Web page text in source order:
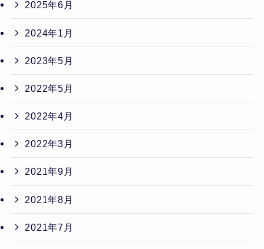
2025年6月
2024年1月
2023年5月
2022年5月
2022年4月
2022年3月
2021年9月
2021年8月
2021年7月